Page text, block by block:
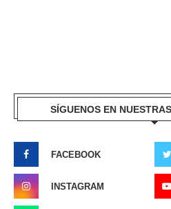
SÍGUENOS EN
FACEBOOK
INSTAGRAM